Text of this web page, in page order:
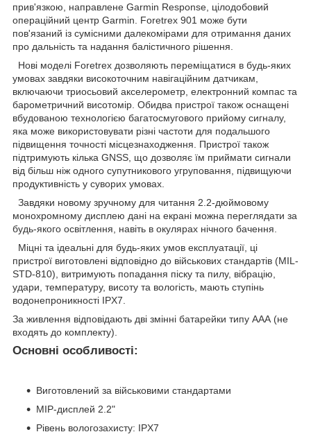
прив'язкою, направлене Garmin Response, цілодобовий
операційний центр Garmin. Foretrex 901 може бути
пов'язаний із сумісними далекомірами для отримання даних
про дальність та надання балістичного рішення.
Нові моделі Foretrex дозволяють переміщатися в будь-яких
умовах завдяки високоточним навігаційним датчикам,
включаючи триосьовий акселерометр, електронний компас та
барометричний висотомір. Обидва пристрої також оснащені
вбудованою технологією багатосмугового прийому сигналу,
яка може використовувати різні частоти для подальшого
підвищення точності місцезнаходження. Пристрої також
підтримують кілька GNSS, що дозволяє їм приймати сигнали
від більш ніж одного супутникового угруповання, підвищуючи
продуктивність у суворих умовах.
Завдяки новому зручному для читання 2.2-дюймовому
монохромному дисплею дані на екрані можна переглядати за
будь-якого освітлення, навіть в окулярах нічного бачення.
Міцні та ідеальні для будь-яких умов експлуатації, ці
пристрої виготовлені відповідно до військових стандартів (MIL-
STD-810), витримують попадання піску та пилу, вібрацію,
удари, температуру, висоту та вологість, мають ступінь
водонепроникності IPX7.
За живлення відповідають дві змінні батарейки типу ААА (не
входять до комплекту).
Основні особливості:
Виготовлений за військовими стандартами
MIP-дисплей 2.2"
Рівень вологозахисту: IPX7